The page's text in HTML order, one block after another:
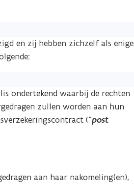
en zij hebben zichzelf als enige
ondertekend waarbij de rechten
zullen worden aan hun
(“post
aan haar nakomeling(en),